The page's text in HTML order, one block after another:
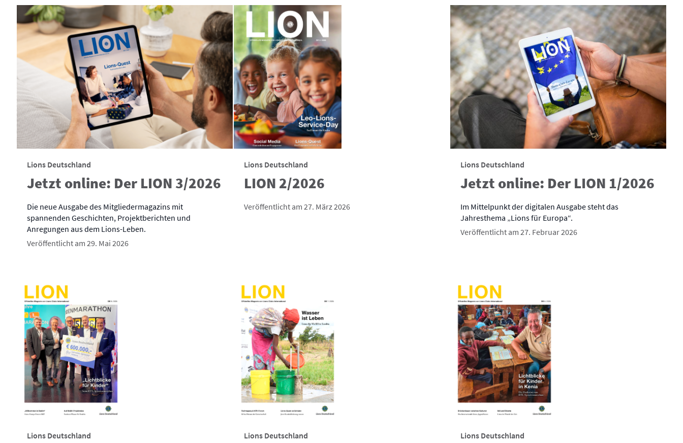
Lions Deutschland
Jetzt online: Der LION 3/2026
Die neue Ausgabe des Mitgliedermagazins mit
spannenden Geschichten, Projektberichten und
Anregungen aus dem Lions-Leben.
Veröffentlicht am 29. Mai 2026
Lions Deutschland
LION 2/2026
Veröffentlicht am 27. März 2026
Lions Deutschland
Jetzt online: Der LION 1/2026
Im Mittelpunkt der digitalen Ausgabe steht das
Jahresthema „Lions für Europa“.
Veröffentlicht am 27. Februar 2026
Lions Deutschland Lions Deutschland Lions Deutschland